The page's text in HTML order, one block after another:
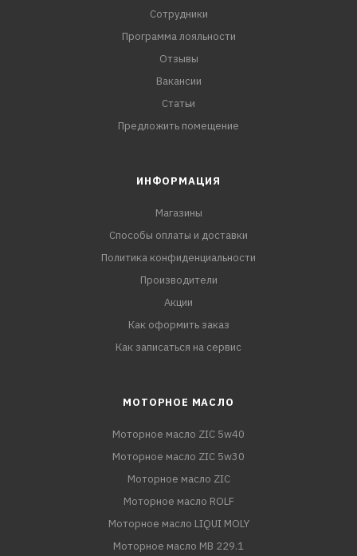
Сотрудники
Программа лояльности
Отзывы
Вакансии
Статьи
Предложить помещение
ИНФОРМАЦИЯ
Магазины
Способы оплаты и доставки
Политика конфиденциальности
Производители
Акции
Как оформить заказ
Как записаться на сервис
МОТОРНОЕ МАСЛО
Моторное масло ZIC 5w40
Моторное масло ZIC 5w30
Моторное масло ZIC
Моторное масло ROLF
Моторное масло LIQUI MOLY
Моторное масло MB 229.1